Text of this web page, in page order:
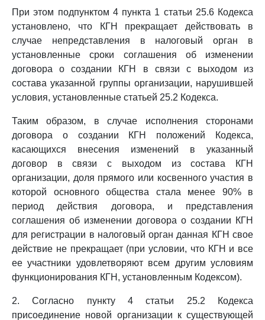
При этом подпунктом 4 пункта 1 статьи 25.6 Кодекса
установлено, что КГН прекращает действовать в
случае непредставления в налоговый орган в
установленные сроки соглашения об изменении
договора о создании КГН в связи с выходом из
состава указанной группы организации, нарушившей
условия, установленные статьей 25.2 Кодекса.
Таким образом, в случае исполнения сторонами
договора о создании КГН положений Кодекса,
касающихся внесения изменений в указанный
договор в связи с выходом из состава КГН
организации, доля прямого или косвенного участия в
которой основного общества стала менее 90% в
период действия договора, и представления
соглашения об изменении договора о создании КГН
для регистрации в налоговый орган данная КГН свое
действие не прекращает (при условии, что КГН и все
ее участники удовлетворяют всем другим условиям
функционирования КГН, установленным Кодексом).
2. Согласно пункту 4 статьи 25.2 Кодекса
присоединение новой организации к существующей